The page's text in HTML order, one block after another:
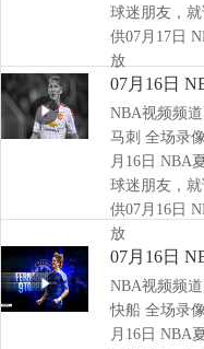
球迷朋友，
供07月17日
放
07月16日
像回放
NBA视频频
马刺 全场录
月16日 NBA
球迷朋友，
供07月16日
放
07月16日
像回放
NBA视频频
快船 全场录
月16日 NBA